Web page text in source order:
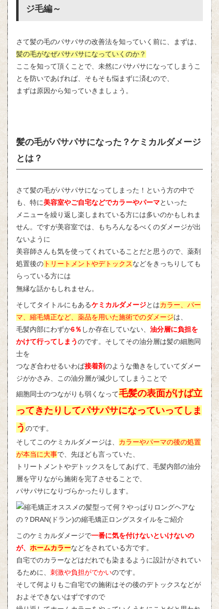
ジ毛編～
さて髪の毛のパサパサの改善法を知っていく前に、まずは、
髪の毛がなぜパサパサになっていくのか？
ここを知って頂くことで、未然にパサパサになってしまうこ
とを防いであげれば、そもそも悩まずに済むので、
まずは原因から知っていきましょう。
髪の毛がパサパサになった？ケミカルダメージ
とは？
さて髪の毛がパサパサになってしまった！という方の中で
も、特に美容室やご自宅などでカラーやパーマといった
メニューを繰り返し楽しまれている方には多いのかもしれま
せん。ですが美容室では、もちろんなるべくのダメージが出
ないように
美容師さんも気を使ってくれていることだと思うので、薬剤
処置後のトリートメントやデトックス などをきっちりしても
らっている方には
無縁な話かもしれません。
そしてタイトルにもあるケミカルダメージとはカラー、パー
マ、縮毛矯正など、薬品を用いた施術でのダメージは、
毛髪内部にわずか6％ しか存在していない、 油分層に負担を
かけて行ってしまう のです。そしてその油分層は髪の細胞同
士を
つなぎ合わせるいわば接着剤のような働きをしていてダメー
ジがかさみ、この油分層が減少してしまうことで
細胞同士のつながりも弱くなって毛髪の表面がけば立
ってきたりしてパサパサになっていってしま
う のです。
そしてこのケミカルダメージは、 カラーやパーマの後の処置
が本当に大事で、先ほども言っていた、
トリートメントやデトックスをしてあげて、毛髪内部の油分
層を守りながら施術を完了させることで、
パサパサになりづらかったりします。
このケミカルダメージで一番に気を付けないといけないの
が、 ホームカラーなどをされている方です。
自宅でのカラーなどはだれでも染まるように設計がされてい
るために、 刺激や負担がでかいのです。
そして何よりもご自宅での施術はその後のデトックスなどが
およそできないはずですので